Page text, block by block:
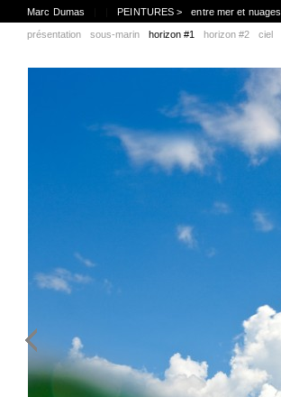
Marc Dumas PEINTURES > entre mer et nuages
présentation sous-marin horizon #1 horizon #2 ciel